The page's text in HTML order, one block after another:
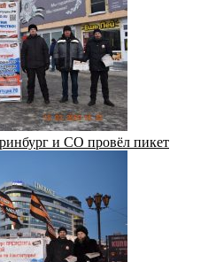
и СО провёл пикет